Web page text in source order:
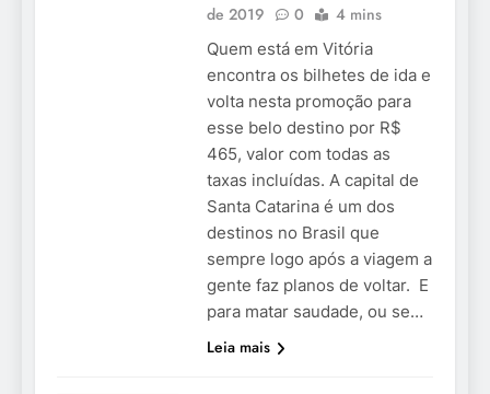
de 2019
0 4 mins
Quem está em Vitória
encontra os bilhetes de ida e
volta nesta promoção para
esse belo destino por R$
465, valor com todas as
taxas incluídas. A capital de
Santa Catarina é um dos
destinos no Brasil que
sempre logo após a viagem a
gente faz planos de voltar. E
para matar saudade, ou se…
Leia mais